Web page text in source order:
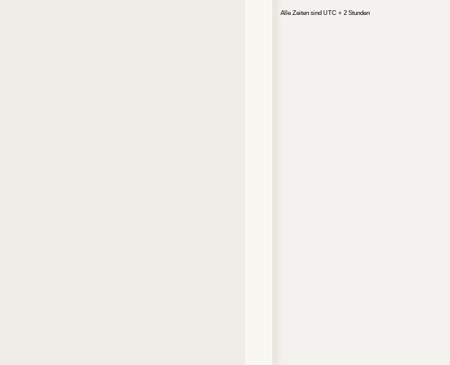
Alle Zeiten sind UTC + 2 Stunden